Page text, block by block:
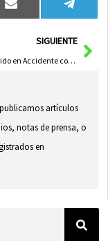
Compartir
en
Email
en
SIGUIENTE
Motorista Herido en Accidente con Turismo en Calle Guardia Civil de Cuenca
artículos
notas de prensa, o
en